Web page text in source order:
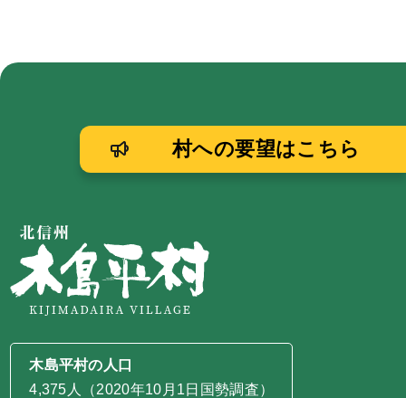
木島平村の人口
4,375人（2020年10月1日国勢調査）
村への要望はこちら